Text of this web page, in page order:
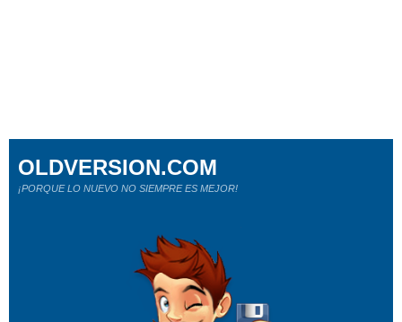
OLDVERSION.COM
¡PORQUE LO NUEVO NO SIEMPRE ES MEJOR!